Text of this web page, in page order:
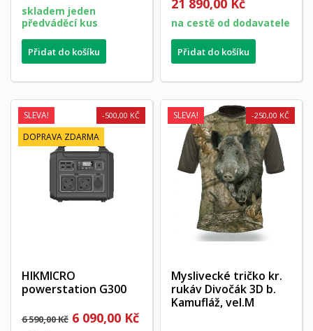
skladem jeden
předváděcí kus
Přidat do košíku
21 890,00 Kč
na cestě od dodavatele
Přidat do košíku
SLEVA!
DOPRAVA ZDARMA
HIKMICRO
powerstation G300
6 590,00 Kč
-500,00 KČ
6 090,00 Kč
SLEVA!
Myslivecké tričko kr.
rukáv Divočák 3D b.
Kamufláž, vel.M
-250,00 KČ